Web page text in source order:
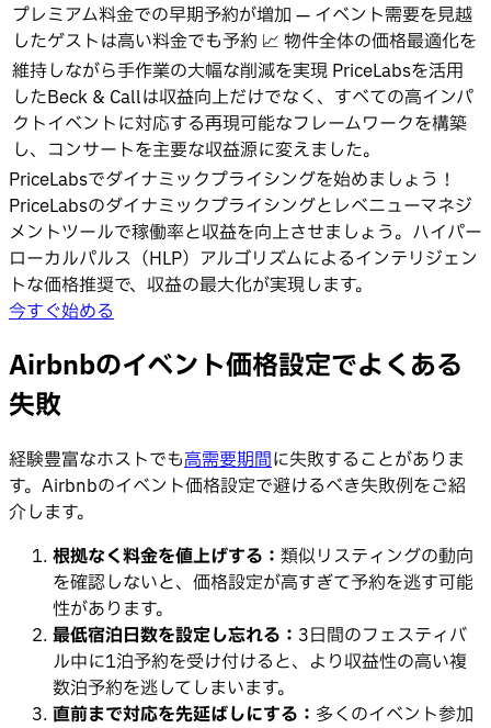
プレミアム料金での早期予約が増加 — イベント需要を見越
したゲストは高い料金でも予約 📈 物件全体の価格最適化を
維持しながら手作業の大幅な削減を実現 PriceLabsを活用
したBeck & Callは収益向上だけでなく、すべての高インパ
クトイベントに対応する再現可能なフレームワークを構築
し、コンサートを主要な収益源に変えました。
PriceLabsでダイナミックプライシングを始めましょう！
PriceLabsのダイナミックプライシングとレベニューマネジ
メントツールで稼働率と収益を向上させましょう。ハイパー
ローカルパルス（HLP）アルゴリズムによるインテリジェン
トな価格推奨で、収益の最大化が実現します。
今すぐ始める
Airbnbのイベント価格設定でよくある
失敗
経験豊富なホストでも高需要期間に失敗することがありま
す。Airbnbのイベント価格設定で避けるべき失敗例をご紹
介します。
根拠なく料金を値上げする： 類似リスティングの動向
を確認しないと、価格設定が高すぎて予約を逃す可能
性があります。
最低宿泊日数を設定し忘れる： 3日間のフェスティバ
ル中に1泊予約を受け付けると、より収益性の高い複
数泊予約を逃してしまいます。
直前まで対応を先延ばしにする： 多くのイベント参加